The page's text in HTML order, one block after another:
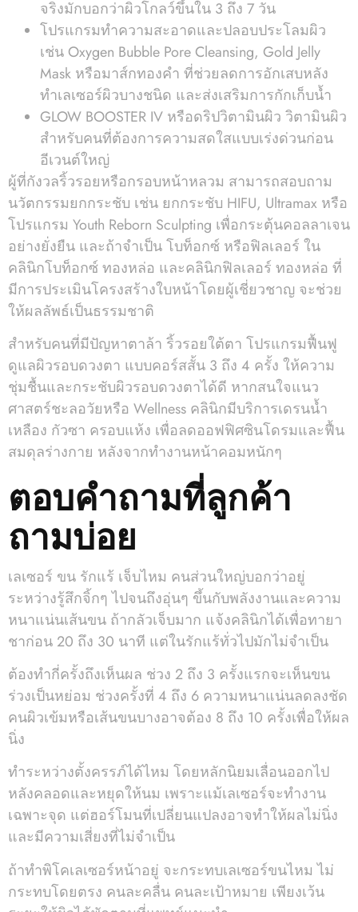
จริงมักบอกว่าผิวโกลว์ขึ้นใน 3 ถึง 7 วัน
โปรแกรมทำความสะอาดและปลอบประโลมผิว
เช่น Oxygen Bubble Pore Cleansing, Gold Jelly
Mask หรือมาส์กทองคำ ที่ช่วยลดการอักเสบหลัง
ทำเลเซอร์ผิวบางชนิด และส่งเสริมการกักเก็บน้ำ
GLOW BOOSTER IV หรือดริปวิตามินผิว วิตามินผิว
สำหรับคนที่ต้องการความสดใสแบบเร่งด่วนก่อน
อีเวนต์ใหญ่
ผู้ที่กังวลริ้วรอยหรือกรอบหน้าหลวม สามารถสอบถาม
นวัตกรรมยกกระชับ เช่น ยกกระชับ HIFU, Ultramax หรือ
โปรแกรม Youth Reborn Sculpting เพื่อกระตุ้นคอลลาเจน
อย่างยั่งยืน และถ้าจำเป็น โบท็อกซ์ หรือฟิลเลอร์ ใน
คลินิกโบท็อกซ์ ทองหล่อ และคลินิกฟิลเลอร์ ทองหล่อ ที่
มีการประเมินโครงสร้างใบหน้าโดยผู้เชี่ยวชาญ จะช่วย
ให้ผลลัพธ์เป็นธรรมชาติ
สำหรับคนที่มีปัญหาตาล้า ริ้วรอยใต้ตา โปรแกรมฟื้นฟู
ดูแลผิวรอบดวงตา แบบคอร์สสั้น 3 ถึง 4 ครั้ง ให้ความ
ชุ่มชื้นและกระชับผิวรอบดวงตาได้ดี หากสนใจแนว
ศาสตร์ชะลอวัยหรือ Wellness คลินิกมีบริการเดรนน้ำ
เหลือง กัวซา ครอบแห้ง เพื่อลดออฟฟิศซินโดรมและฟื้น
สมดุลร่างกาย หลังจากทำงานหน้าคอมหนักๆ
ตอบคำถามที่ลูกค้า
ถามบ่อย
เลเซอร์ ขน รักแร้ เจ็บไหม คนส่วนใหญ่บอกว่าอยู่
ระหว่างรู้สึกจิ้กๆ ไปจนถึงอุ่นๆ ขึ้นกับพลังงานและความ
หนาแน่นเส้นขน ถ้ากลัวเจ็บมาก แจ้งคลินิกได้เพื่อทายา
ชาก่อน 20 ถึง 30 นาที แต่ในรักแร้ทั่วไปมักไม่จำเป็น
ต้องทำกี่ครั้งถึงเห็นผล ช่วง 2 ถึง 3 ครั้งแรกจะเห็นขน
ร่วงเป็นหย่อม ช่วงครั้งที่ 4 ถึง 6 ความหนาแน่นลดลงชัด
คนผิวเข้มหรือเส้นขนบางอาจต้อง 8 ถึง 10 ครั้งเพื่อให้ผล
นิ่ง
ทำระหว่างตั้งครรภ์ได้ไหม โดยหลักนิยมเลื่อนออกไป
หลังคลอดและหยุดให้นม เพราะแม้เลเซอร์จะทำงาน
เฉพาะจุด แต่ฮอร์โมนที่เปลี่ยนแปลงอาจทำให้ผลไม่นิ่ง
และมีความเสี่ยงที่ไม่จำเป็น
ถ้าทำพิโคเลเซอร์หน้าอยู่ จะกระทบเลเซอร์ขนไหม ไม่
กระทบโดยตรง คนละคลื่น คนละเป้าหมาย เพียงเว้น